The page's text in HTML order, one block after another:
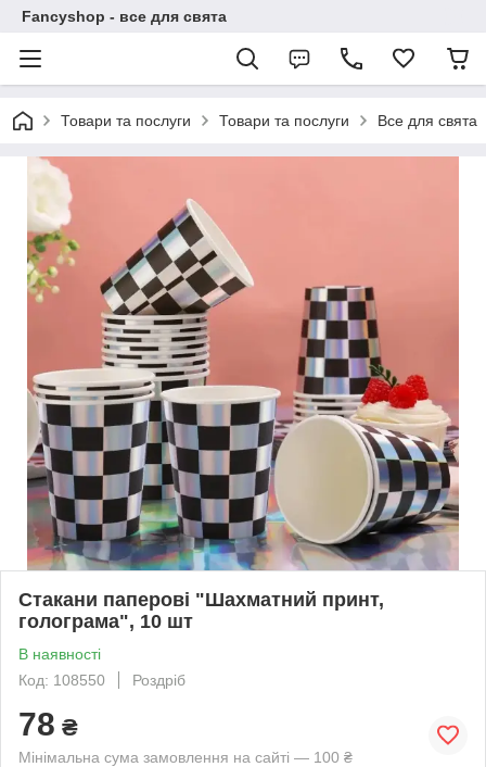
Fancyshop - все для свята
Товари та послуги Товари та послуги Все для свята
Стакани паперові "Шахматний принт,
голограма", 10 шт
В наявності
Код: 108550
Роздріб
78 ₴
Мінімальна сума замовлення на сайті — 100 ₴